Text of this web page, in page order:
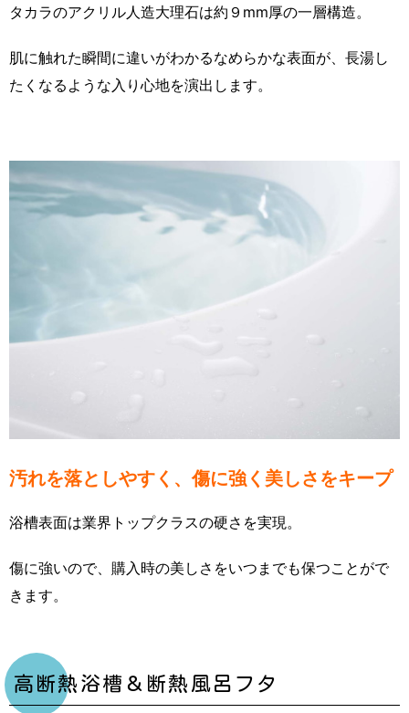
タカラのアクリル人造大理石は約９mm厚の一層構造。
肌に触れた瞬間に違いがわかるなめらかな表面が、長湯し
たくなるような入り心地を演出します。
汚れを落としやすく、傷に強く美しさをキープ
浴槽表面は業界トップクラスの硬さを実現。
傷に強いので、購入時の美しさをいつまでも保つことがで
きます。
高断熱浴槽＆断熱風呂フタ